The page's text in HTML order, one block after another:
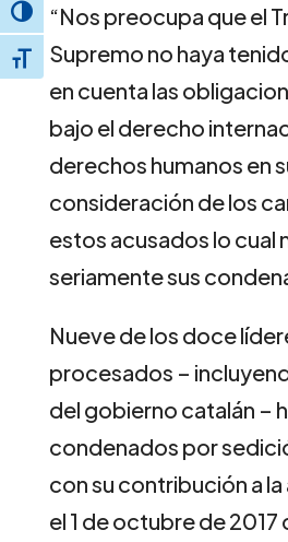
Toggle High Contrast
Toggle Font size
“Nos preocupa que el
Supremo no haya
en cuenta las
bajo el derecho
derechos humanos en
consideración de los
estos acusados lo cual
seriamente sus
Nueve de los doce
procesados –
del gobierno catalán –
condenados por
con su contribución a
el 1 de octubre de 2017